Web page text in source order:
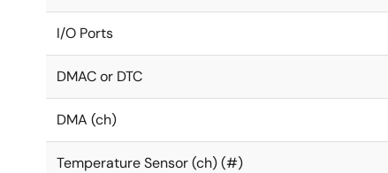
I/O Ports
DMAC or DTC
DMA (ch)
Temperature Sensor (ch) (#)